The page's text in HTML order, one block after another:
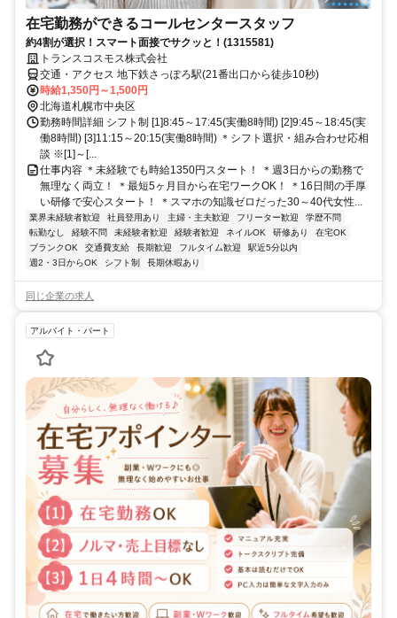
在宅勤務ができるコールセンタースタッフ
約4割が選択！スマート面接でサクッと！(1315581)
トランスコスモス株式会社
交通・アクセス 地下鉄さっぽろ駅(21番出口から徒歩10秒)
時給1,350円～1,500円
北海道札幌市中央区
勤務時間詳細 シフト制 [1]8:45～17:45(実働8時間) [2]9:45～18:45(実
働8時間) [3]11:15～20:15(実働8時間) ＊シフト選択・組み合わせ応相
談 ※[1]～[...
仕事内容 ＊未経験でも時給1350円スタート！ ＊週3日からの勤務で
無理なく両立！ ＊最短5ヶ月目から在宅ワークOK！ ＊16日間の手厚
い研修で安心スタート！ ＊スマホの知識ゼロだった30～40代女性...
業界未経験者歓迎 社員登用あり 主婦・主夫歓迎 フリーター歓迎
学歴不問
転勤なし
経験不問 未経験者歓迎 経験者歓迎 ネイルOK 研修あり
在宅OK
ブランクOK
交通費支給 長期歓迎 フルタイム歓迎
駅近5分以内
週2・3日からOK
シフト制 長期休暇あり
同じ企業の求人
アルバイト・パート